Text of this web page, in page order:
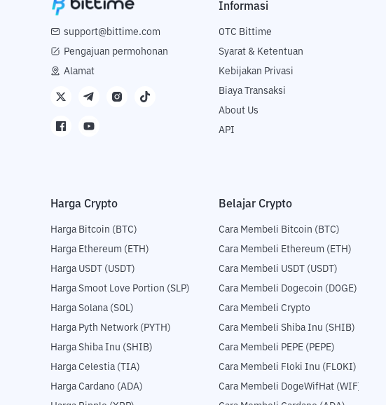
support@bittime.com
Pengajuan permohonan
Alamat
Informasi
OTC Bittime
Syarat & Ketentuan
Kebijakan Privasi
Biaya Transaksi
About Us
API
Harga Crypto
Harga Bitcoin (BTC)
Harga Ethereum (ETH)
Harga USDT (USDT)
Harga Smoot Love Portion (SLP)
Harga Solana (SOL)
Harga Pyth Network (PYTH)
Harga Shiba Inu (SHIB)
Harga Celestia (TIA)
Harga Cardano (ADA)
Belajar Crypto
Cara Membeli Bitcoin (BTC)
Cara Membeli Ethereum (ETH)
Cara Membeli USDT (USDT)
Cara Membeli Dogecoin (DOGE)
Cara Membeli Crypto
Cara Membeli Shiba Inu (SHIB)
Cara Membeli PEPE (PEPE)
Cara Membeli Floki Inu (FLOKI)
Cara Membeli DogeWifHat (WIF)